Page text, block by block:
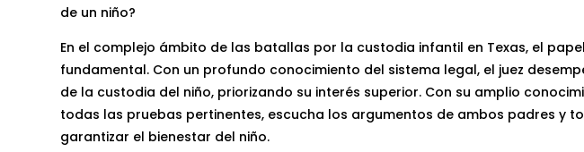
de un niño?
En el complejo ámbito de las batallas por la custodia infantil en Texas, el
fundamental. Con un profundo conocimiento del sistema legal, el juez
de la custodia del niño, priorizando su interés superior. Con su amplio
todas las pruebas pertinentes, escucha los argumentos de ambos padres y
garantizar el bienestar del niño.